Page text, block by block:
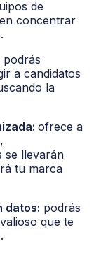
de
concentrar
podrás
a candidatos
la
ofrece a
se llevarán
tu marca
datos: podrás
que te